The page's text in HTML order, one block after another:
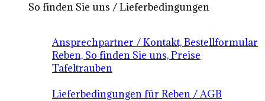
So finden Sie uns / Lieferbedingungen
Ansprechpartner / Kontakt, Bestellformular
Reben, So finden Sie uns, Preise
Tafeltrauben
Lieferbedingungen für Reben / AGB